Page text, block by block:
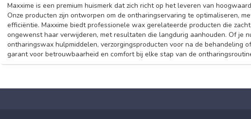
Maxxime is een premium huismerk dat zich richt op het leveren van
Onze producten zijn ontworpen om de ontharingservaring te optimaliseren,
efficiëntie. Maxxime biedt professionele wax gerelateerde producten die
ongewenst haar verwijderen, met resultaten die langdurig aanhouden. Of je
ontharingswax hulpmiddelen, verzorgingsproducten voor na de behandeling
garant voor betrouwbaarheid en comfort bij elke stap van de